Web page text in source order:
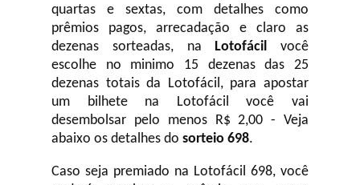
quartas e sextas, com detalhes como
prêmios pagos, arrecadação e claro as
dezenas sorteadas, na Lotofácil você
escolhe no minimo 15 dezenas das 25
dezenas totais da Lotofácil, para apostar
um bilhete na Lotofácil você vai
desembolsar pelo menos R$ 2,00 - Veja
abaixo os detalhes do sorteio 698.
Caso seja premiado na Lotofácil 698, você